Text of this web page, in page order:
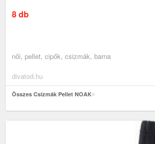
8 db
női, pellet, cipők, csizmák, barna
divatod.hu
Összes Csizmák Pellet NOAK